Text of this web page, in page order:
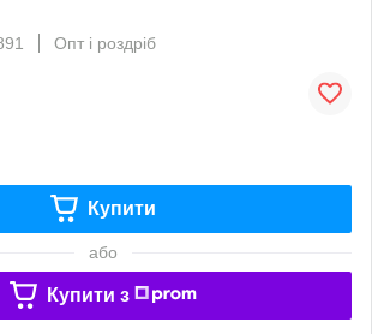
Опт і роздріб
Купити
або
Купити з